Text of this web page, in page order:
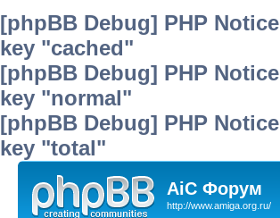
[phpBB Debug] PHP Notice
key "cached"
[phpBB Debug] PHP Notice
key "normal"
[phpBB Debug] PHP Notice
key "total"
AiC Форум
http://www.amiga.org.ru/